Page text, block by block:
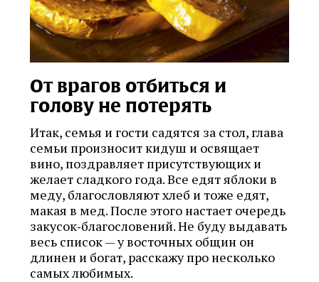
От врагов отбиться и
голову не потерять
Итак, семья и гости садятся за стол, глава
семьи произносит кидуш и освящает
вино, поздравляет присутствующих и
желает сладкого года. Все едят яблоки в
меду, благословляют хлеб и тоже едят,
макая в мед. После этого настает очередь
закусок‑благословений. Не буду выдавать
весь список — у восточных общин он
длинен и богат, расскажу про несколько
самых любимых.